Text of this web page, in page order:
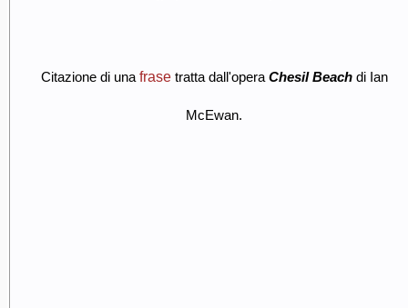
Citazione di una frasetratta dall'opera Chesil Beachdi Ian
McEwan.